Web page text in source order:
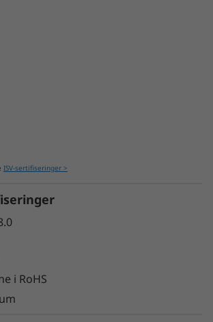
kjølesystem bidrar til at
P620-tårnet kjører problemfritt
mens de kjører med
du ikke verktøy for å få
noe som gjør det enkelt å
om nødvendig.
ISV-sertifiseringer >
i RoHS